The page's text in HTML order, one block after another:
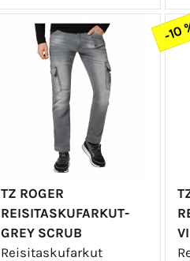
TZ ROGER
REISITASKUFARKUT-
GREY SCRUB
Reisitaskufarkut
-10